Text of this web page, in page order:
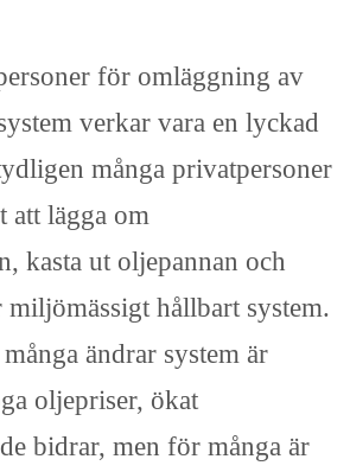
för omläggning av
verkar vara en lyckad
många privatpersoner
att lägga om
kasta ut oljepannan och
hållbart system.
ändrar system är
oljepriser, ökat
bidrar, men för många är